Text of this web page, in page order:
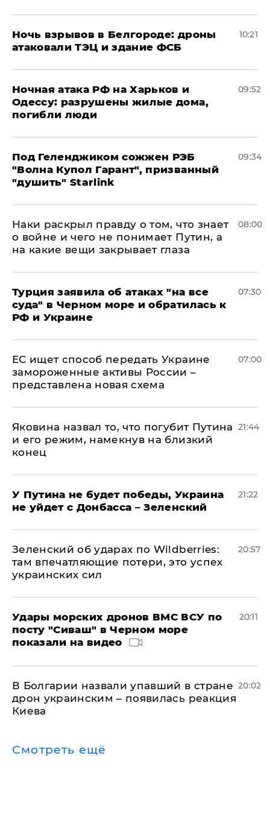
​Ночь взрывов в Белгороде: дроны
атаковали ТЭЦ и здание ФСБ
10:21
​Ночная атака РФ на Харьков и
Одессу: разрушены жилые дома,
погибли люди
09:52
Под Геленджиком сожжен РЭБ
"Волна Купол Гарант", призванный
"душить" Starlink
09:34
Наки раскрыл правду о том, что знает
о войне и чего не понимает Путин, а
на какие вещи закрывает глаза
08:00
Турция заявила об атаках "на все
суда" в Черном море и обратилась к
РФ и Украине
07:30
ЕС ищет способ передать Украине
замороженные активы России –
представлена новая схема
07:00
Яковина назвал то, что погубит Путина
и его режим, намекнув на близкий
конец
21:44
У Путина не будет победы, Украина
не уйдет с Донбасса – Зеленский
21:22
Зеленский об ударах по Wildberries:
там впечатляющие потери, это успех
украинских сил
20:57
Удары морских дронов ВМС ВСУ по
посту "Сиваш" в Черном море
показали на видео
20:11
В Болгарии назвали упавший в стране
дрон украинским – появилась реакция
Киева
20:02
Смотреть ещё